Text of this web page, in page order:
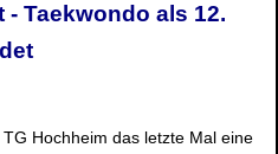
- Taekwondo als 12.
Hochheim das letzte Mal eine